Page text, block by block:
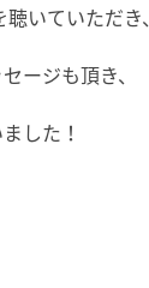
いていただき、
ージも頂き、
した！